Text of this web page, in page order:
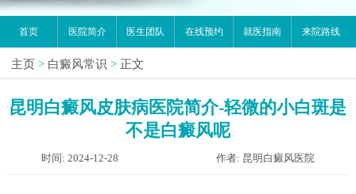
首页 医院简介 医生团队 在线预约 就医指南 来院路线
主页 > 白癜风常识 > 正文
昆明白癜风皮肤病医院简介-轻微的小白斑是
不是白癜风呢
时间: 2024-12-28 作者: 昆明白癜风医院